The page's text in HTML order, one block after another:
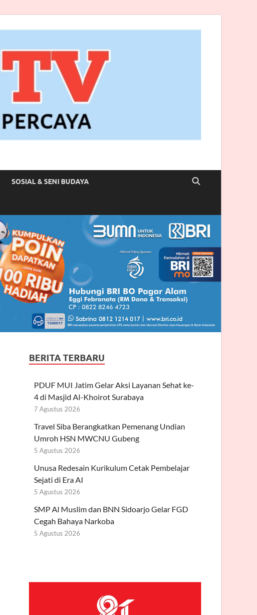
SOSIAL & SENI BUDAYA
BERITA TERBARU
PDUF MUI Jatim Gelar Aksi Layanan Sehat ke-
4 di Masjid Al-Khoirot Surabaya
7 Agustus 2026
Travel Siba Berangkatkan Pemenang Undian
Umroh HSN MWCNU Gubeng
5 Agustus 2026
Unusa Redesain Kurikulum Cetak Pembelajar
Sejati di Era AI
5 Agustus 2026
SMP Al Muslim dan BNN Sidoarjo Gelar FGD
Cegah Bahaya Narkoba
5 Agustus 2026